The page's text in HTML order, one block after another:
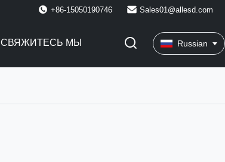
+86-15050190746 Sales01@allesd.com
СВЯЖИТЕСЬ МЫ Russian